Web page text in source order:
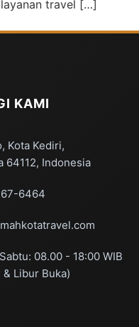
travel […]
KAMI
Kota Kediri,
64112, Indonesia
6464
08.00 - 18:00 WIB
Libur Buka)